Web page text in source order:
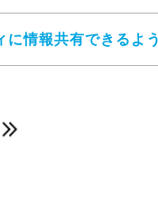
に情報共有できるよ